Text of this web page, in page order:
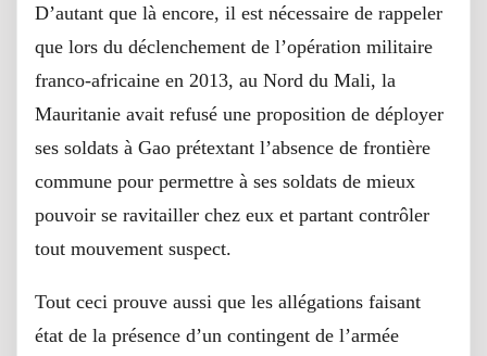
D’autant que là encore, il est nécessaire de rappeler
que lors du déclenchement de l’opération militaire
franco-africaine en 2013, au Nord du Mali, la
Mauritanie avait refusé une proposition de déployer
ses soldats à Gao prétextant l’absence de frontière
commune pour permettre à ses soldats de mieux
pouvoir se ravitailler chez eux et partant contrôler
tout mouvement suspect.
Tout ceci prouve aussi que les allégations faisant
état de la présence d’un contingent de l’armée